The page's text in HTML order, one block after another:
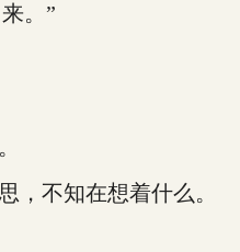
。”
不知在想着什么。